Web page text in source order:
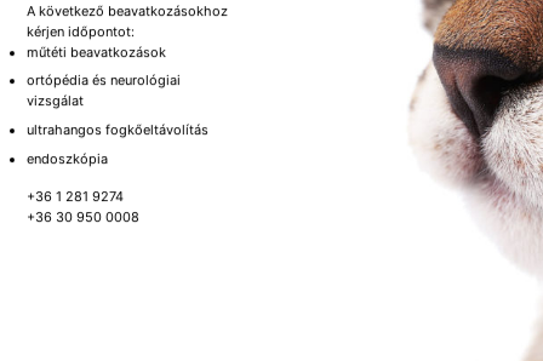
A következő beavatkozásokhoz
kérjen időpontot:
műtéti beavatkozások
ortópédia és neurológiai
vizsgálat
ultrahangos fogkőeltávolítás
endoszkópia
+36 1 281 9274
+36 30 950 0008